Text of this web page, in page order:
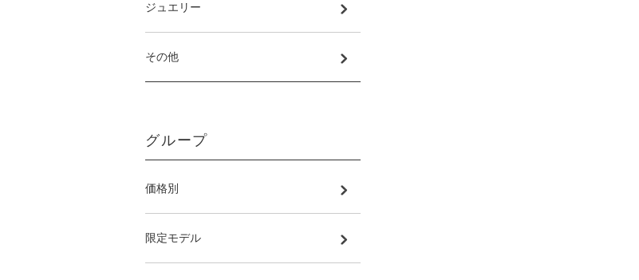
ジュエリー
その他
グループ
価格別
限定モデル